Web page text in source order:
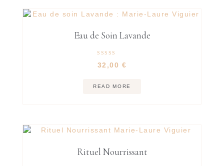
Eau de Soin Lavande
5.00
out of 5
32,00 €
READ MORE
Rituel Nourrissant